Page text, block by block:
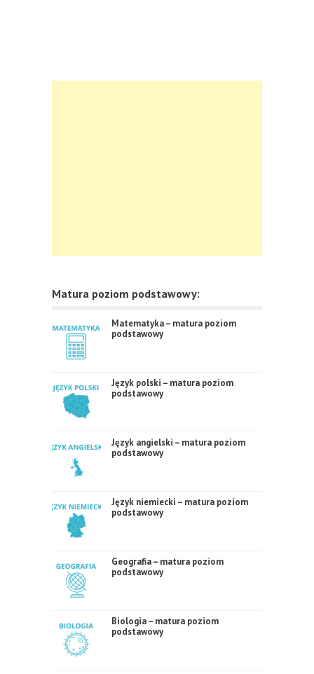
Matura poziom podstawowy:
Matematyka – matura poziom
podstawowy
Język polski – matura poziom
podstawowy
Język angielski – matura poziom
podstawowy
Język niemiecki – matura poziom
podstawowy
Geografia – matura poziom
podstawowy
Biologia – matura poziom
podstawowy